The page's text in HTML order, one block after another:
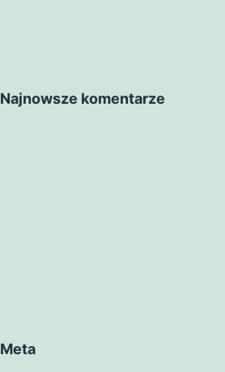
Najnowsze komentarze
Meta